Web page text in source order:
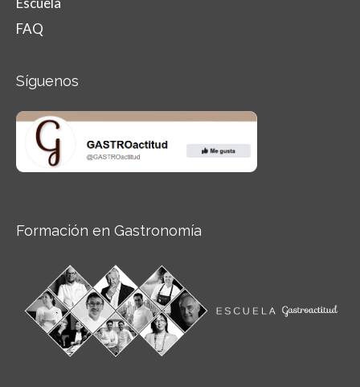
FAQ
Síguenos
Formación en Gastronomía